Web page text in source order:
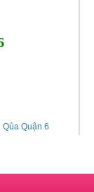
Quận 6